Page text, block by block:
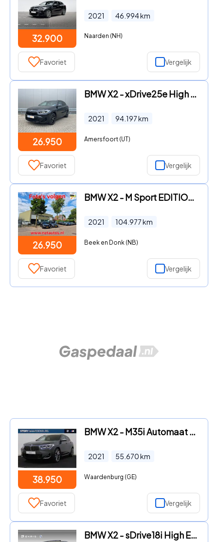
32.900
2021 46.994km
Naarden (NH)
Favoriet Vergelijk
26.950
BMW X2 - xDrive25e High Executive M-Pakket / Pano / Vol Leder / Haed-
2021 94.197km
Amersfoort (UT)
Favoriet Vergelijk
26.950
BMW X2 - M Sport EDITION M MESH Brooklyn Grau 10inch Touch Screen App
2021 104.977km
Beek en Donk (NB)
Favoriet Vergelijk
38.950
BMW X2 - M35i Automaat / Panoramadak / Sportstoelen / Head-Up / Achte
2021 55.670km
Waardenburg (GE)
Favoriet Vergelijk
BMW X2 - sDrive18i High Executive | M Sportpakket | Panoramadak | Dri